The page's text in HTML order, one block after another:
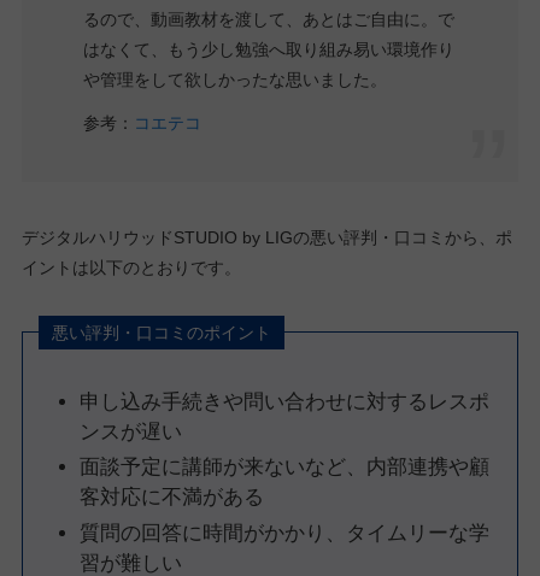
るので、動画教材を渡して、あとはご自由に。で
はなくて、もう少し勉強へ取り組み易い環境作り
や管理をして欲しかったな思いました。
参考： コエテコ
デジタルハリウッドSTUDIO by LIGの悪い評判・口コミから、ポ
イントは以下のとおりです。
悪い評判・口コミのポイント
申し込み手続きや問い合わせに対するレスポ
ンスが遅い
面談予定に講師が来ないなど、内部連携や顧
客対応に不満がある
質問の回答に時間がかかり、タイムリーな学
習が難しい